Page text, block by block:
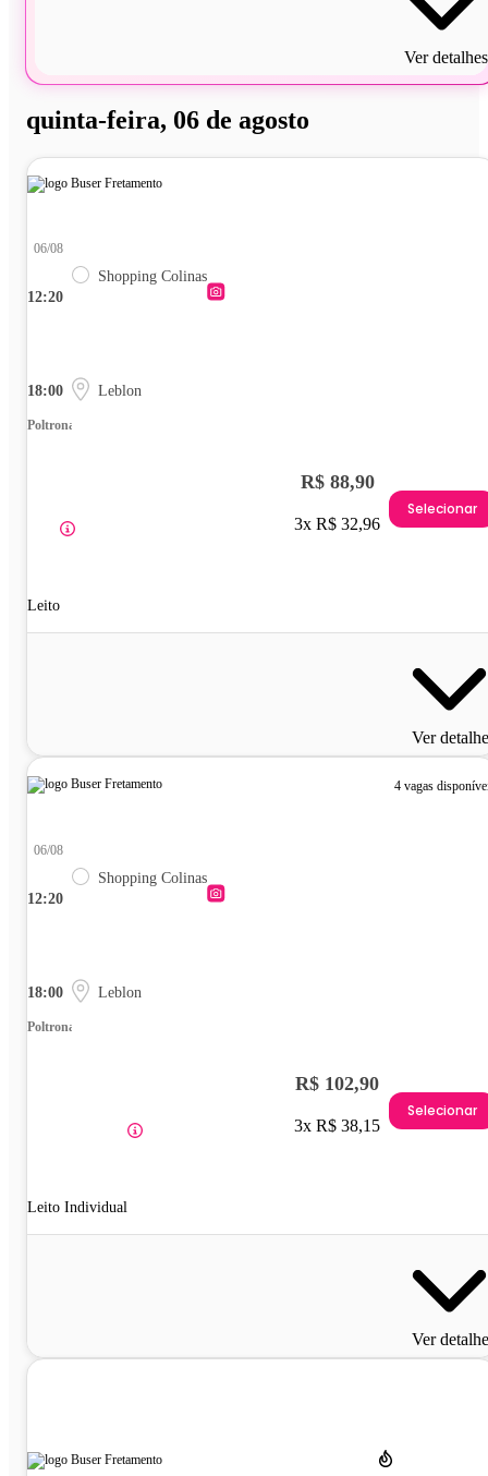
Ver detalhes
quinta-feira, 06 de agosto
12:20
06/08
Shopping Colinas
18:00 Leblon
Poltrona
Leito
R$ 88,90
3x R$ 32,96
Selecionar
Ver
4 vagas
12:20
06/08
Shopping Colinas
18:00 Leblon
Poltrona
Leito Individual
R$ 102,90
3x R$ 38,15
Selecionar
Ver